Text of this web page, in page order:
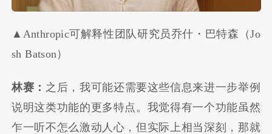
▲Anthropic可解释性团队研究员乔什・巴特森（Jo
sh Batson）
林赛： 之后，我可能还需要这些信息来进一步举例
说明这类功能的更多特点。我觉得有一个功能虽然
乍一听不怎么激动人心，但实际上相当深刻，那就